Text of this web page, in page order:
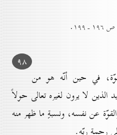
۹۸
في حين أنّه هو من
الذين لا يرون لغيره تعالى حولاً
عن نفسه، ونسبةِ ما ظهر منه
رحمة ربّه.